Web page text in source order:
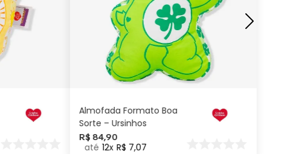
Almofada Formato Boa
Sorte – Ursinhos
Carinhosos
R$ 84,90
12 R$ 7,07
ADICIONAR AO
CARRINHO